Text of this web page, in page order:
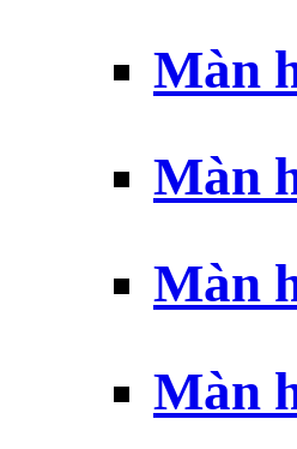
Màn
Màn
Màn
Màn